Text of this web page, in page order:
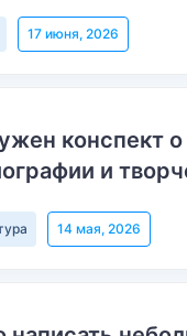
17 июня, 2026
конспект
и
14 мая, 2026